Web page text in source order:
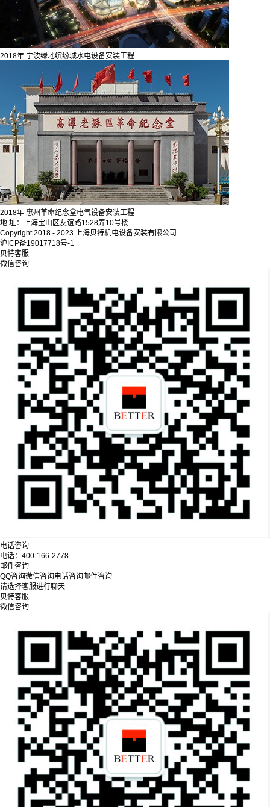
2018年 宁波绿地缤纷城水电设备安装工程
2018年 惠州革命纪念堂电气设备安装工程
地 址：上海宝山区友谊路1528弄10号楼
Copyright 2018 - 2023 上海贝特机电设备安装有限公司
沪ICP备19017718号-1
贝特客服
微信咨询
电话咨询
电话： 400-166-2778
邮件咨询
QQ咨询微信咨询电话咨询邮件咨询
请选择客服进行聊天
贝特客服
微信咨询